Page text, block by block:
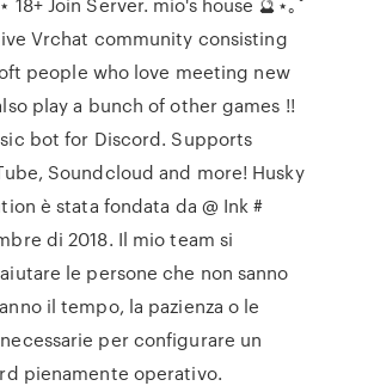
Vrchat community consisting
people who love meeting new
play a bunch of other games !!
bot for Discord. Supports
Soundcloud and more! Husky
è stata fondata da @ Ink #
di 2018. Il mio team si
le persone che non sanno
il tempo, la pazienza o le
per configurare un
pienamente operativo.